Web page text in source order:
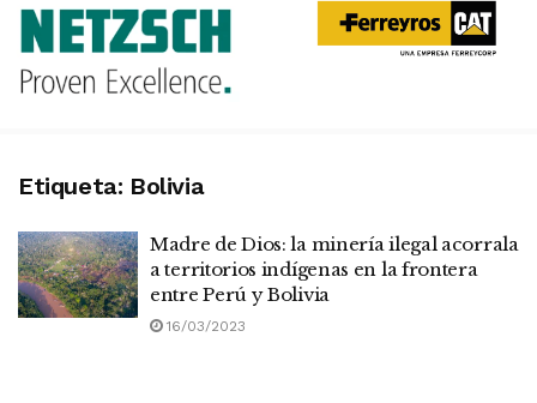
Etiqueta: Bolivia
Madre de Dios: la minería ilegal acorrala
a territorios indígenas en la frontera
entre Perú y Bolivia
16/03/2023